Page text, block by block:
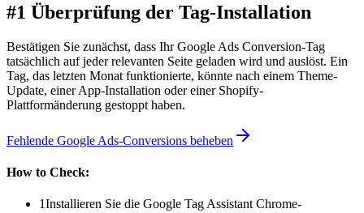
#1 Überprüfung der Tag-Installation
Bestätigen Sie zunächst, dass Ihr Google Ads Conversion-Tag
tatsächlich auf jeder relevanten Seite geladen wird und auslöst. Ein
Tag, das letzten Monat funktionierte, könnte nach einem Theme-
Update, einer App-Installation oder einer Shopify-
Plattformänderung gestoppt haben.
Fehlende Google Ads-Conversions beheben
How to Check:
1Installieren Sie die Google Tag Assistant Chrome-